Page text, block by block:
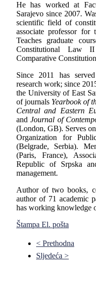
He has worked at
Sarajevo since 2007.
scientific field of
associate professor
Teaches graduate
Constitutional Law
Comparative
Since 2011 has
research work; since
the University of East
of journals Yearbook of
Central and Eastern
andJournal of
(London, GB). Serves
Organization for
(Belgrade, Serbia).
(Paris, France),
Republic of Srpska
management.
Author of two books,
author of 71 academic
has working knowledge
Štampa El. pošta
< Prethodna
Sljedeća >